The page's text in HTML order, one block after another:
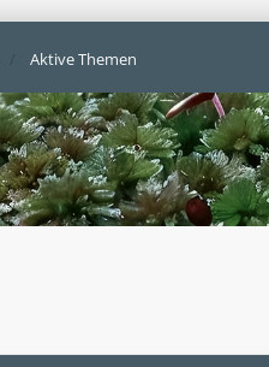
Aktive Themen